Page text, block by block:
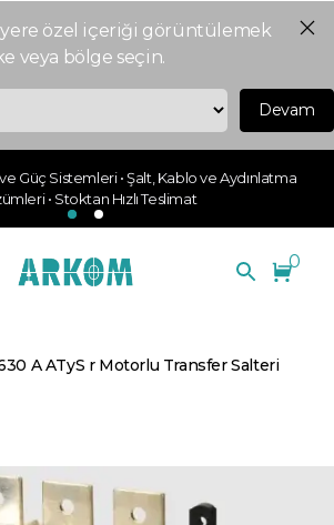
özel içeriği görüntülemek
veya bölge seçin.
Devam
Güç Sistemleri • Şalt, Kablo ve Aydınlatma
• Stoktan Hızlı Teslimat
0
A ATyS r Motorlu Transfer Salteri